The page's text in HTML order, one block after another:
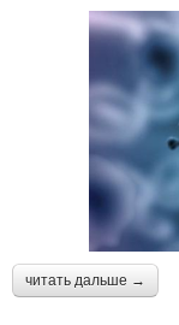
читать дальше →